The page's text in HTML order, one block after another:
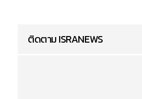
ติดตาม ISRANEWS